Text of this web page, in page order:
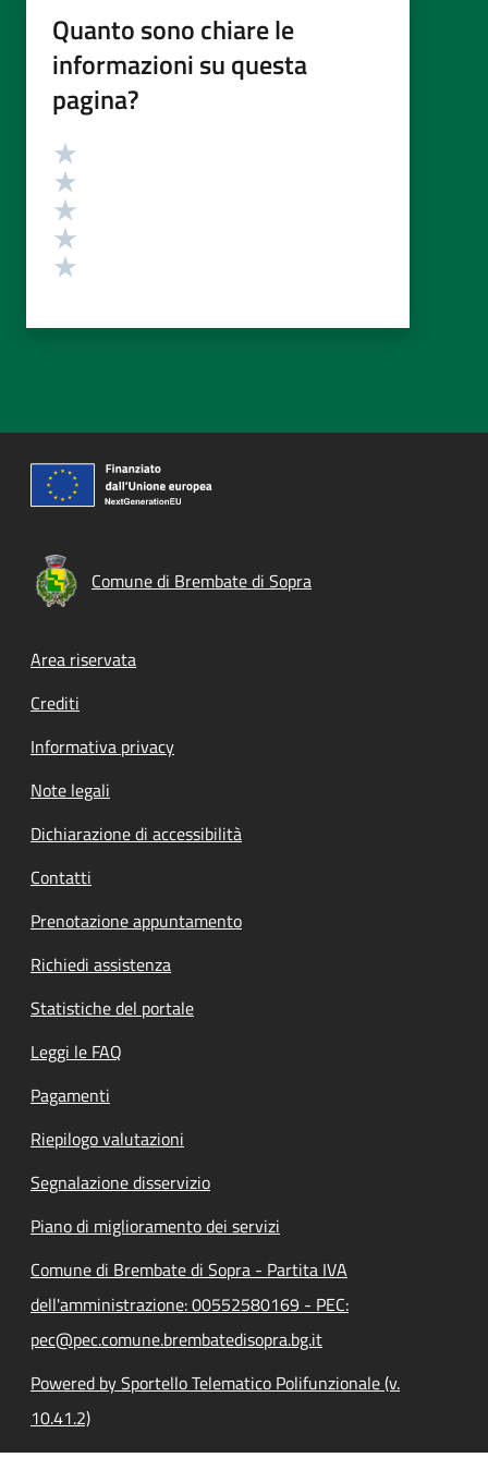
Quanto sono chiare le
informazioni su questa
pagina?
Valutazione
Comune di Brembate di Sopra
Footer menu
Area riservata
Crediti
Informativa privacy
Note legali
Dichiarazione di accessibilità
Contatti
Prenotazione appuntamento
Richiedi assistenza
Statistiche del portale
Leggi le FAQ
Pagamenti
Riepilogo valutazioni
Segnalazione disservizio
Piano di miglioramento dei servizi
Comune di Brembate di Sopra - Partita IVA
dell'amministrazione: 00552580169 - PEC:
pec@pec.comune.brembatedisopra.bg.it
Powered by Sportello Telematico Polifunzionale (v.
10.41.2)